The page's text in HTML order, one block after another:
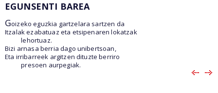
EGUNSENTI BAREA
Goizeko eguzkia gartzelara sartzen da
Itzalak ezabatuaz eta etsipenaren lokatzak
lehortuaz.
Bizi arnasa berria dago unibertsoan,
Eta irribarreek argitzen dituzte berriro
presoen aurpegiak.